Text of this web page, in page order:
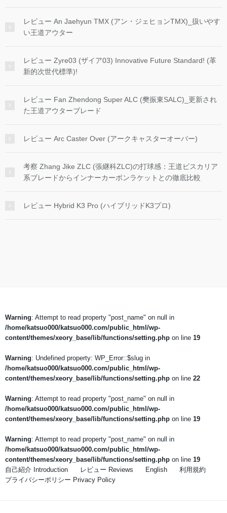
レビュー An Jaehyun TMX (アン・ジェヒョンTMX)_扱いやす
い王道アウター
レビュー Zyre03 (ザイア03) Innovative Future Standard! (革
新的次世代標準)!
レビュー Fan Zhendong Super ALC (樊振東SALC)_更新され
た王道アウターブレード
レビュー Arc Caster Over (アークキャスターオーバー)
考察 Zhang Jike ZLC (張継科ZLC)の打球感：王道ビスカリア
系ブレードからインナーカーボンラケットとの徹底比較
レビュー Hybrid K3 Pro (ハイブリッドK3プロ)
Warning: Attempt to read property "post_name" on null in
/home/katsuo000/katsuo000.com/public_html/wp-
content/themes/xeory_base/lib/functions/setting.php on line 19
Warning: Undefined property: WP_Error::$slug in
/home/katsuo000/katsuo000.com/public_html/wp-
content/themes/xeory_base/lib/functions/setting.php on line 22
Warning: Attempt to read property "post_name" on null in
/home/katsuo000/katsuo000.com/public_html/wp-
content/themes/xeory_base/lib/functions/setting.php on line 19
Warning: Attempt to read property "post_name" on null in
/home/katsuo000/katsuo000.com/public_html/wp-
content/themes/xeory_base/lib/functions/setting.php on line 19
自己紹介 Introduction
レビュー Reviews English
利用規約
プライバシーポリシー Privacy Policy